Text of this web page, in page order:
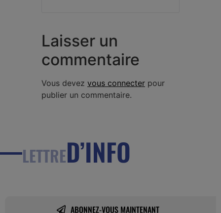
Laisser un
commentaire
Vous devez vous connecter pour
publier un commentaire.
LETTRED’INFO
ABONNEZ-VOUS MAINTENANT